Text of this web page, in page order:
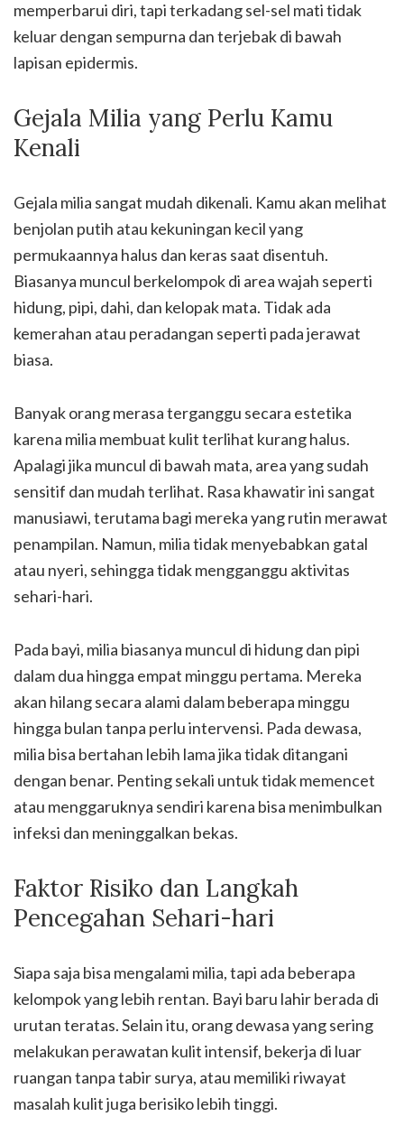
memperbarui diri, tapi terkadang sel-sel mati tidak
keluar dengan sempurna dan terjebak di bawah
lapisan epidermis.
Gejala Milia yang Perlu Kamu
Kenali
Gejala milia sangat mudah dikenali. Kamu akan melihat
benjolan putih atau kekuningan kecil yang
permukaannya halus dan keras saat disentuh.
Biasanya muncul berkelompok di area wajah seperti
hidung, pipi, dahi, dan kelopak mata. Tidak ada
kemerahan atau peradangan seperti pada jerawat
biasa.
Banyak orang merasa terganggu secara estetika
karena milia membuat kulit terlihat kurang halus.
Apalagi jika muncul di bawah mata, area yang sudah
sensitif dan mudah terlihat. Rasa khawatir ini sangat
manusiawi, terutama bagi mereka yang rutin merawat
penampilan. Namun, milia tidak menyebabkan gatal
atau nyeri, sehingga tidak mengganggu aktivitas
sehari-hari.
Pada bayi, milia biasanya muncul di hidung dan pipi
dalam dua hingga empat minggu pertama. Mereka
akan hilang secara alami dalam beberapa minggu
hingga bulan tanpa perlu intervensi. Pada dewasa,
milia bisa bertahan lebih lama jika tidak ditangani
dengan benar. Penting sekali untuk tidak memencet
atau menggaruknya sendiri karena bisa menimbulkan
infeksi dan meninggalkan bekas.
Faktor Risiko dan Langkah
Pencegahan Sehari-hari
Siapa saja bisa mengalami milia, tapi ada beberapa
kelompok yang lebih rentan. Bayi baru lahir berada di
urutan teratas. Selain itu, orang dewasa yang sering
melakukan perawatan kulit intensif, bekerja di luar
ruangan tanpa tabir surya, atau memiliki riwayat
masalah kulit juga berisiko lebih tinggi.